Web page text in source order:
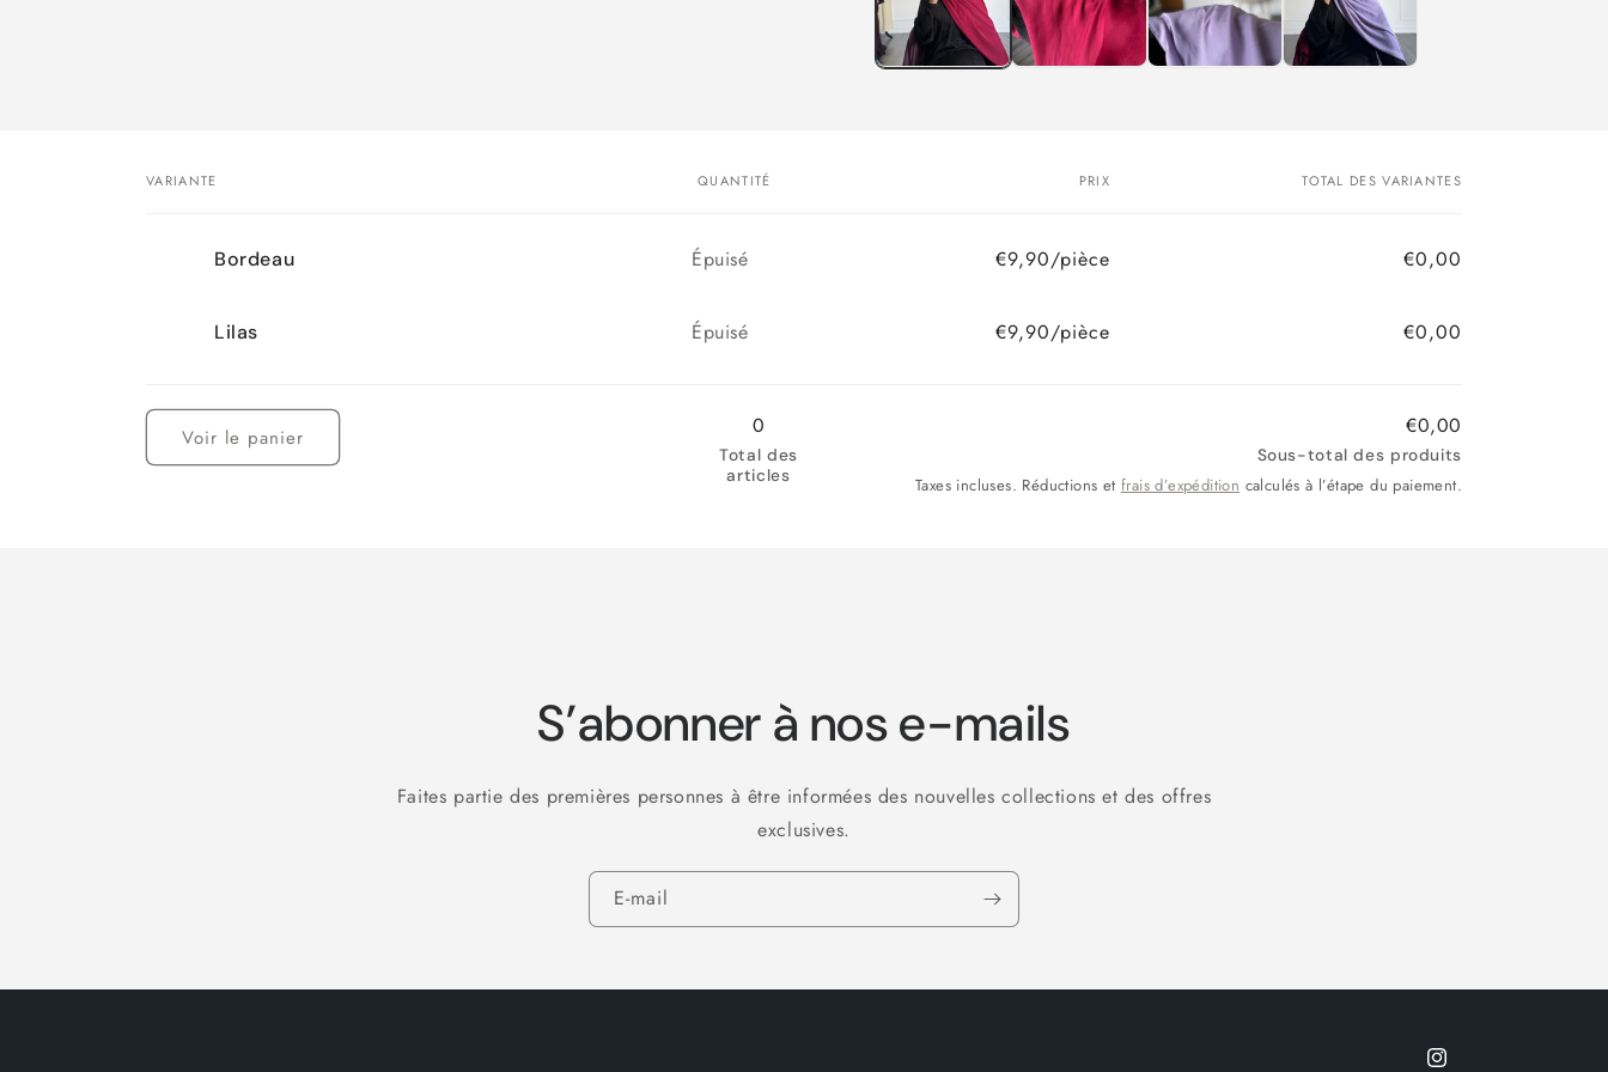
fenêtre
modale
VARIANTE QUANTITÉ PRIX TOTAL DES VARIANTES
Bordeau Quantité
Épuisé €9,90/pièce €0,00
Lilas Quantité
Épuisé €9,90/pièce
€0,00
en
cours...Voir le panier 0
Total des
articles
€0,00
Sous-total des produits
Taxes incluses. Réductions et frais d’expédition calculés à l’étape du paiement.
S’abonner à nos e-mails
Faites partie des premières personnes à être informées des nouvelles collections et des offres
exclusives.
E-mail